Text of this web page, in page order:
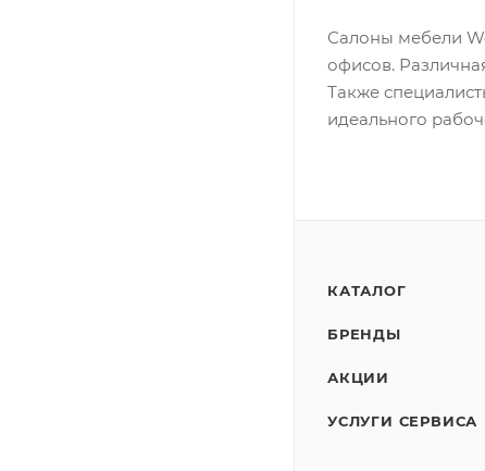
Салоны мебели
офисов.
Также
идеального
КАТАЛОГ
БРЕНДЫ
АКЦИИ
УСЛУГИ СЕРВИСА